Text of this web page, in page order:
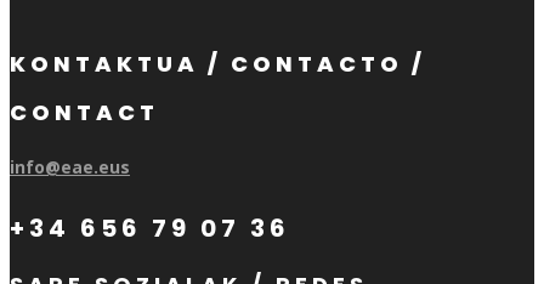
KONTAKTUA / CONTACTO /
CONTACT
info@eae.eus
+34 656 79 07 36